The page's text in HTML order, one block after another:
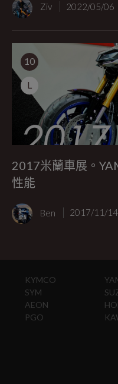
Ziv 2022/05/06
10
L
2017米蘭車展。
性能
Ben 2017/11/14
KYMCO
SYM
AEON
PGO